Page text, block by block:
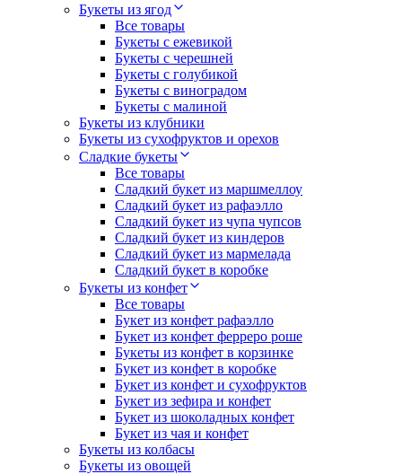
Букеты из ягод
Все товары
Букеты с ежевикой
Букеты с черешней
Букеты с голубикой
Букеты с виноградом
Букеты с малиной
Букеты из клубники
Букеты из сухофруктов и орехов
Сладкие букеты
Все товары
Сладкий букет из маршмеллоу
Сладкий букет из рафаэлло
Сладкий букет из чупа чупсов
Сладкий букет из киндеров
Сладкий букет из мармелада
Сладкий букет в коробке
Букеты из конфет
Все товары
Букет из конфет рафаэлло
Букет из конфет ферреро роше
Букеты из конфет в корзинке
Букет из конфет в коробке
Букет из конфет и сухофруктов
Букет из зефира и конфет
Букет из шоколадных конфет
Букет из чая и конфет
Букеты из колбасы
Букеты из овощей